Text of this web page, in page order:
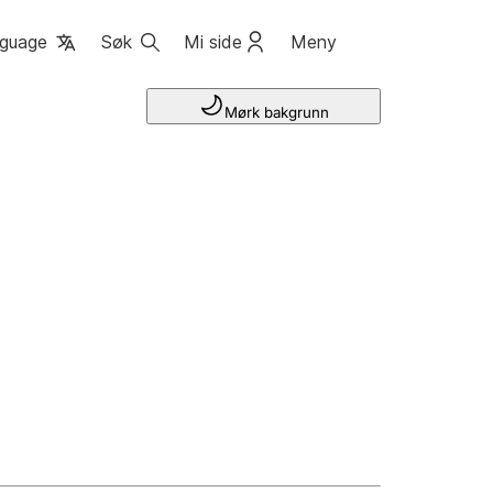
Søk Mi side Meny
Mørk bakgrunn